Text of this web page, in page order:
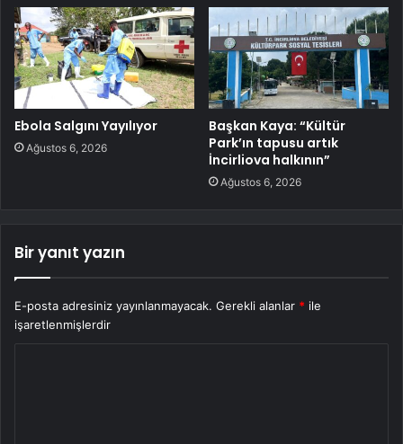
Ebola Salgını Yayılıyor
Ağustos 6, 2026
Başkan Kaya: “Kültür
Park’ın tapusu artık
İncirliova halkının”
Ağustos 6, 2026
Bir yanıt yazın
E-posta adresiniz yayınlanmayacak. Gerekli alanlar * ile
işaretlenmişlerdir